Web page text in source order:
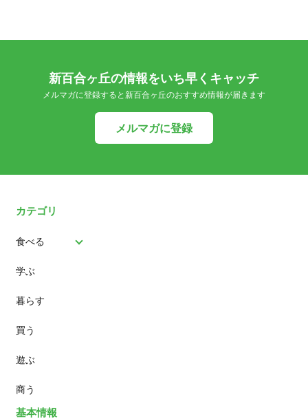
新百合ヶ丘の情報をいち早くキャッチ
メルマガに登録すると新百合ヶ丘のおすすめ情報が届きます
メルマガに登録
カテゴリ
食べる
パン
スイーツ
ランチ
カフェ
学ぶ
暮らす
買う
遊ぶ
商う
基本情報